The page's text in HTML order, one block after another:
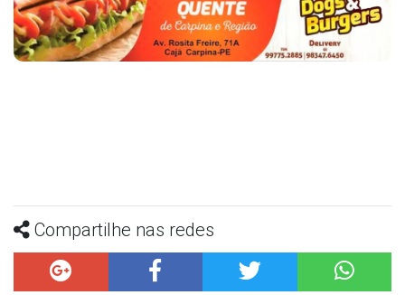
Compartilhe nas redes